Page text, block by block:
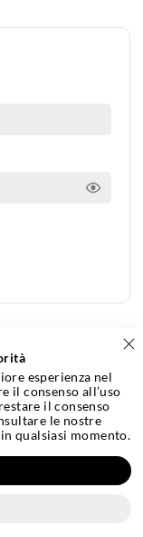
Cookie Policy
Tel. +39 0341 682330 -
- Capitale sociale i.v. €
esperienza nel
il consenso all’uso
il consenso
le nostre
qualsiasi momento.